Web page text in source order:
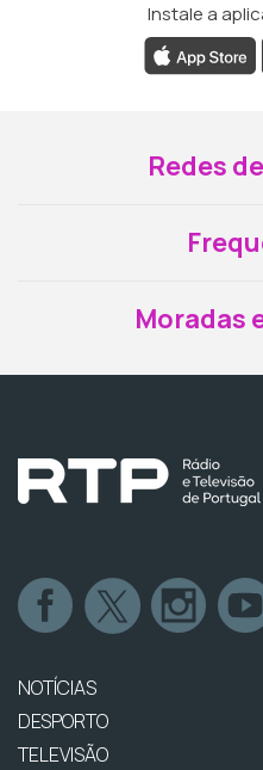
Instale a
Redes
Moradas
NOTÍCIAS
DESPORTO
TELEVISÃO